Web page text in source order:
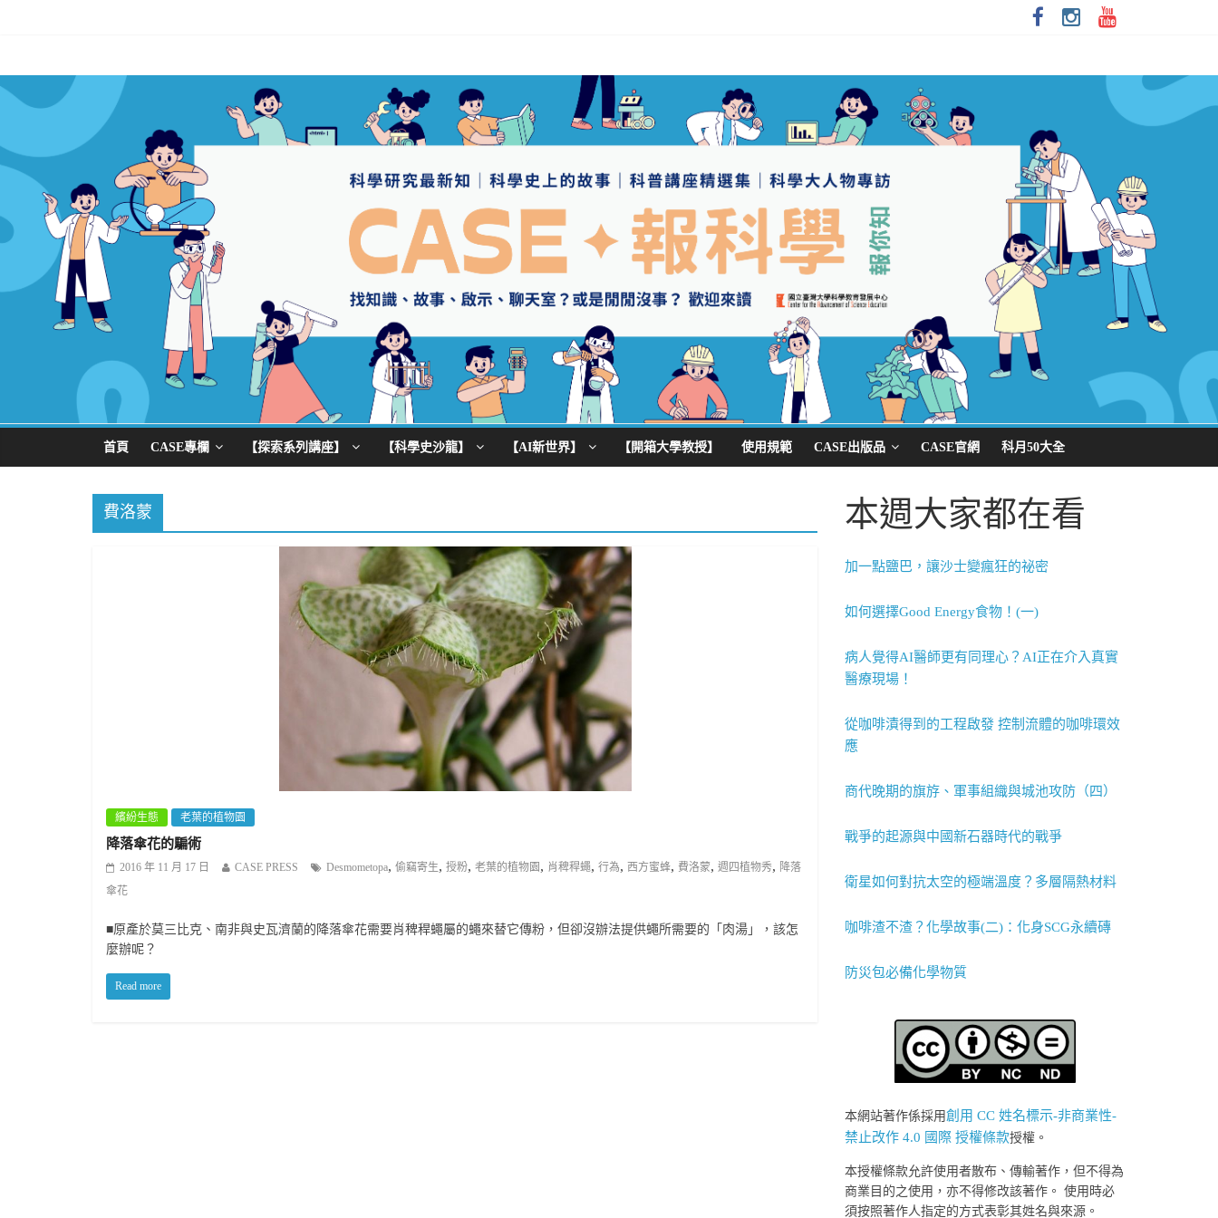
首頁 CASE專欄 【探索系列講座】 【科學史沙龍】 【AI新世界】 【開箱大學教授】 使用規範 CASE出版品 CASE官網 科月50大全
費洛蒙
繽紛生態 老葉的植物園
降落傘花的騙術
2016 年 11 月 17 日 CASE PRESS Desmometopa, 偷竊寄生, 授粉, 老葉的植物園 , 肖稗稈蠅, 行為, 西方蜜蜂, 費洛蒙, 週四植物秀, 降落
傘花
■原產於莫三比克、南非與史瓦濟蘭的降落傘花需要肖稗稈蠅屬的蠅來替它傳粉，但卻沒辦法提供蠅所需要的「肉湯」，該怎
麼辦呢？
Read more
本週大家都在看
加一點鹽巴，讓沙士變瘋狂的祕密
如何選擇Good Energy食物！(一)
病人覺得AI醫師更有同理心？AI正在介入真實
醫療現場！
從咖啡漬得到的工程啟發 控制流體的咖啡環效
應
商代晚期的旗斿、軍事組織與城池攻防（四）
戰爭的起源與中國新石器時代的戰爭
衛星如何對抗太空的極端溫度？多層隔熱材料
咖啡渣不渣？化學故事(二)：化身SCG永續磚
防災包必備化學物質
本網站著作係採用創用 CC 姓名標示-非商業性-
禁止改作 4.0 國際 授權條款授權。
本授權條款允許使用者散布、傳輸著作，但不得為
商業目的之使用，亦不得修改該著作。 使用時必
須按照著作人指定的方式表彰其姓名與來源。